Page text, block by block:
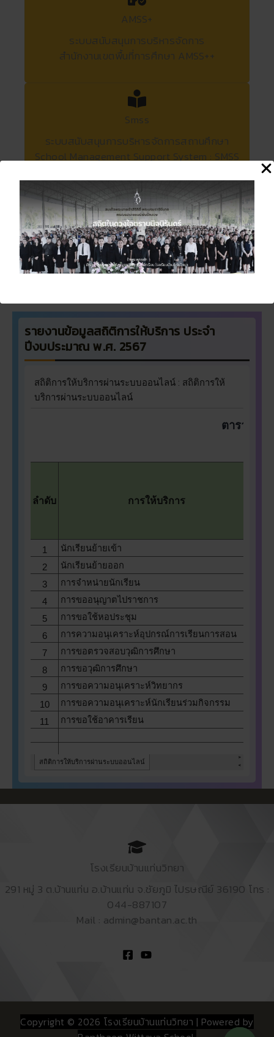
AMSS+
ระบบสนับสนุนการบริหารจัดการ
สำนักงานเขตพื้นที่การศึกษา AMSS++
Smss
ระบบสนับสนุนการบริหารจัดการสถานศึกษา
School Management Support System : SMSS
E-Slip
สลิปเงินเดือน “พนักงานราชการ” ออนไลน์
สำนักงานเขตพื้นที่การศึกษามัธยมศึกษาชัยภูมิ
รายงานข้อมูลสถิติการให้บริการ ประจำ
ปีงบประมาณ พ.ศ. 2567
โรงเรียนบ้านแท่นวิทยา
291 หมู่ 3 ต.บ้านแท่น อ.บ้านแท่น จ.ชัยภูมิ ไปรษณีย์ 36190 โทร :
044-887107
Mail : admin@bantan.ac.th
Copyright © 2026 โรงเรียนบ้านแท่นวิทยา | Powered by